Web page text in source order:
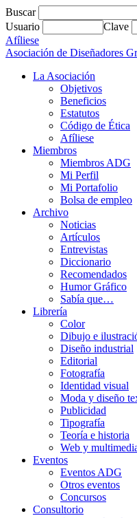
Buscar
Usuario
Clave
Afíliese
Asociación de Diseñadores
La Asociación
Objetivos
Beneficios
Estatutos
Código de Ética
Afíliese
Miembros
Miembros ADG
Mi Perfil
Mi Portafolio
Bolsa de empleo
Archivo
Noticias
Artículos
Entrevistas
Diccionario
Recomendados
Humor Gráfico
Sabía que…
Librería
Color
Dibujo e
Diseño industrial
Editorial
Fotografía
Identidad visual
Moda y diseño
Publicidad
Tipografía
Teoría e historia
Web y
Eventos
Eventos ADG
Otros eventos
Concursos
Consultorio